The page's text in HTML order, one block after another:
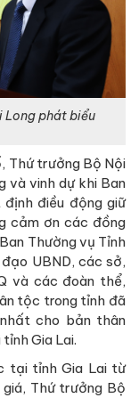
Long phát biểu
Thứ trưởng Bộ Nội
và vinh dự khi Ban
điều động giữ
cảm ơn các đồng
Thường vụ Tỉnh
UBND, các sở,
và các đoàn thể,
tộc trong tỉnh đã
cho bản thân
Gia Lai.
tại tỉnh Gia Lai từ
Thứ trưởng Bộ